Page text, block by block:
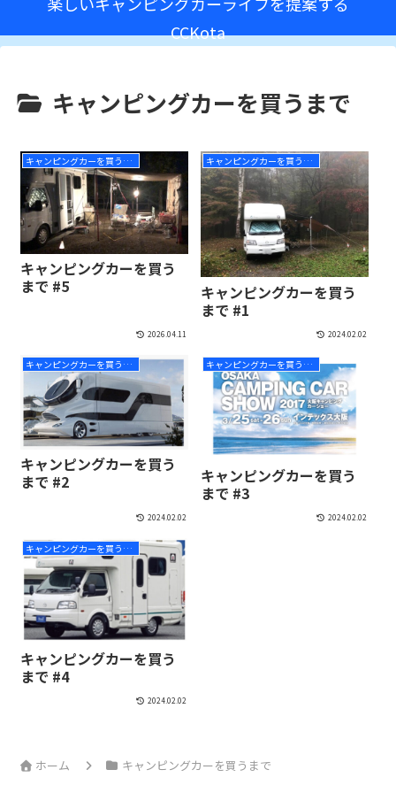
CCKota
キャンピングカーを買うまで
キャンピングカーを買うまで
キャンピングカーを買う
まで #5
2026.04.11
キャンピングカーを買うまで
キャンピングカーを買う
まで #1
2024.02.02
キャンピングカーを買うまで
キャンピングカーを買う
まで #2
2024.02.02
キャンピングカーを買うまで
キャンピングカーを買う
まで #3
2024.02.02
キャンピングカーを買うまで
キャンピングカーを買う
まで #4
2024.02.02
ホーム キャンピングカーを買うまで